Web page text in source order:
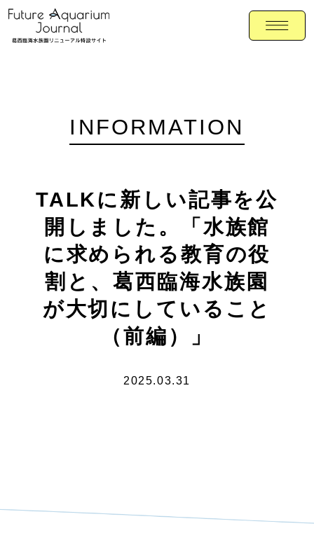
INFORMATION
TALKに新しい記事を公
開しました。「水族館
に求められる教育の役
割と、葛西臨海水族園
が大切にしていること
（前編）」
2025.03.31